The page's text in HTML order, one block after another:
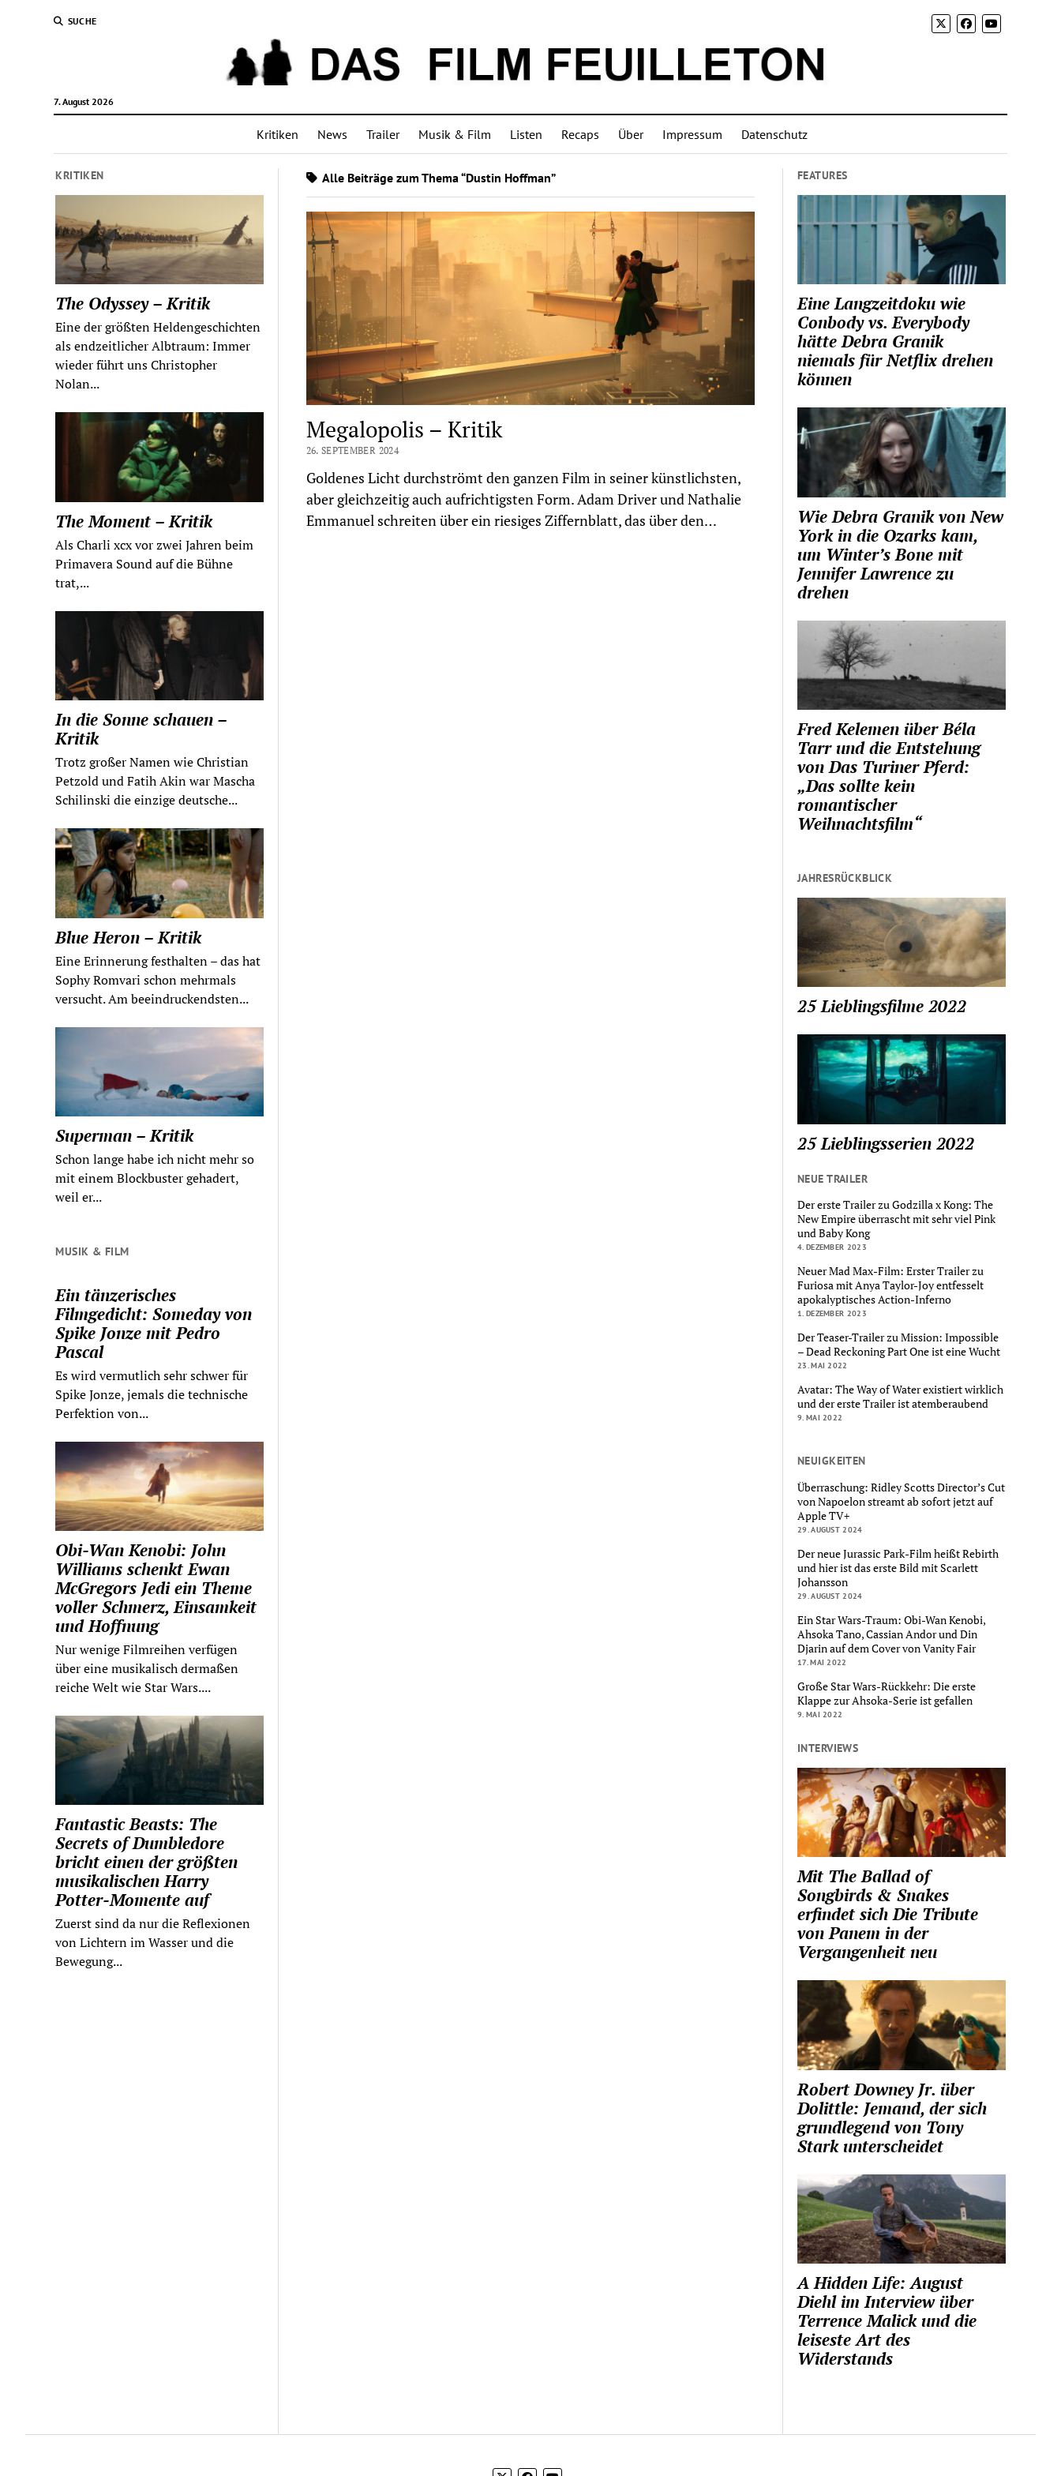
SUCHE
7. August 2026
Kritiken News Trailer Musik & Film Listen Recaps Über Impressum Datenschutz
KRITIKEN
The Odyssey – Kritik
Eine der größten Heldengeschichten
als endzeitlicher Albtraum: Immer
wieder führt uns Christopher
Nolan...
The Moment – Kritik
Als Charli xcx vor zwei Jahren beim
Primavera Sound auf die Bühne
trat,...
In die Sonne schauen –
Kritik
Trotz großer Namen wie Christian
Petzold und Fatih Akin war Mascha
Schilinski die einzige deutsche...
Blue Heron – Kritik
Eine Erinnerung festhalten – das hat
Sophy Romvari schon mehrmals
versucht. Am beeindruckendsten...
Superman – Kritik
Schon lange habe ich nicht mehr so
mit einem Blockbuster gehadert,
weil er...
MUSIK & FILM
Ein tänzerisches
Filmgedicht: Someday von
Spike Jonze mit Pedro
Pascal
Es wird vermutlich sehr schwer für
Spike Jonze, jemals die technische
Perfektion von...
Obi-Wan Kenobi: John
Williams schenkt Ewan
McGregors Jedi ein Theme
voller Schmerz, Einsamkeit
und Hoffnung
Nur wenige Filmreihen verfügen
über eine musikalisch dermaßen
reiche Welt wie Star Wars....
Fantastic Beasts: The
Secrets of Dumbledore
bricht einen der größten
musikalischen Harry
Potter-Momente auf
Zuerst sind da nur die Reflexionen
von Lichtern im Wasser und die
Bewegung...
Alle Beiträge zum Thema “Dustin Hoffman”
Megalopolis – Kritik
26. SEPTEMBER 2024
Goldenes Licht durchströmt den ganzen Film in seiner künstlichsten,
aber gleichzeitig auch aufrichtigsten Form. Adam Driver und Nathalie
Emmanuel schreiten über ein riesiges Ziffernblatt, das über den…
FEATURES
Eine Langzeitdoku wie
Conbody vs. Everybody
hätte Debra Granik
niemals für Netflix drehen
können
Wie Debra Granik von New
York in die Ozarks kam,
um Winter’s Bone mit
Jennifer Lawrence zu
drehen
Fred Kelemen über Béla
Tarr und die Entstehung
von Das Turiner Pferd:
„Das sollte kein
romantischer
Weihnachtsfilm“
JAHRESRÜCKBLICK
25 Lieblingsfilme 2022
25 Lieblingsserien 2022
NEUE TRAILER
Der erste Trailer zu Godzilla x Kong: The
New Empire überrascht mit sehr viel Pink
und Baby Kong
4. DEZEMBER 2023
Neuer Mad Max-Film: Erster Trailer zu
Furiosa mit Anya Taylor-Joy entfesselt
apokalyptisches Action-Inferno
1. DEZEMBER 2023
Der Teaser-Trailer zu Mission: Impossible
– Dead Reckoning Part One ist eine Wucht
23. MAI 2022
Avatar: The Way of Water existiert wirklich
und der erste Trailer ist atemberaubend
9. MAI 2022
NEUIGKEITEN
Überraschung: Ridley Scotts Director’s Cut
von Napoelon streamt ab sofort jetzt auf
Apple TV+
29. AUGUST 2024
Der neue Jurassic Park-Film heißt Rebirth
und hier ist das erste Bild mit Scarlett
Johansson
29. AUGUST 2024
Ein Star Wars-Traum: Obi-Wan Kenobi,
Ahsoka Tano, Cassian Andor und Din
Djarin auf dem Cover von Vanity Fair
17. MAI 2022
Große Star Wars-Rückkehr: Die erste
Klappe zur Ahsoka-Serie ist gefallen
9. MAI 2022
INTERVIEWS
Mit The Ballad of
Songbirds & Snakes
erfindet sich Die Tribute
von Panem in der
Vergangenheit neu
Robert Downey Jr. über
Dolittle: Jemand, der sich
grundlegend von Tony
Stark unterscheidet
A Hidden Life: August
Diehl im Interview über
Terrence Malick und die
leiseste Art des
Widerstands